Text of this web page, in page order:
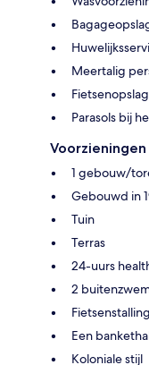
Meertalig
Fietsenopslag
Parasols bij
Voorzieningen
1 gebouw/
Gebouwd in
Tuin
Terras
24-uurs
2
Fietsenstalling
Een
Koloniale stijl